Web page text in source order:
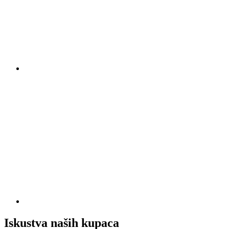
Iskustva naših kupaca